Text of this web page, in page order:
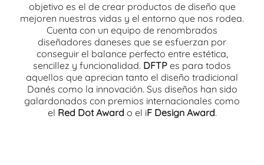
objetivo es el de crear productos de diseño que
mejoren nuestras vidas y el entorno que nos rodea.
Cuenta con un equipo de renombrados
diseñadores daneses que se esfuerzan por
conseguir el balance perfecto entre estética,
sencillez y funcionalidad. DFTP es para todos
aquellos que aprecian tanto el diseño tradicional
Danés como la innovación. Sus diseños han sido
galardonados con premios internacionales como
el Red Dot Awardo el iF Design Award.